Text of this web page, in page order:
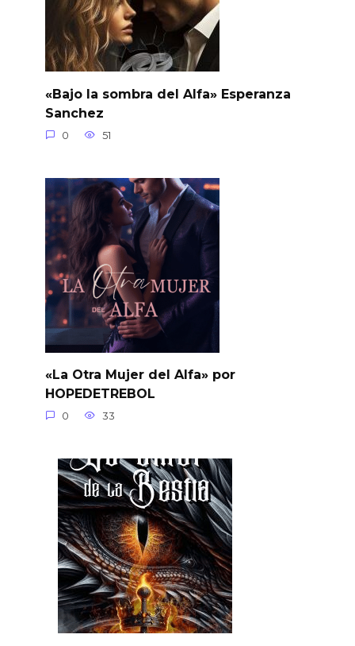
«Bajo la sombra del Alfa» Esperanza
Sanchez
0 51
«La Otra Mujer del Alfa» por
HOPEDETREBOL
0 33